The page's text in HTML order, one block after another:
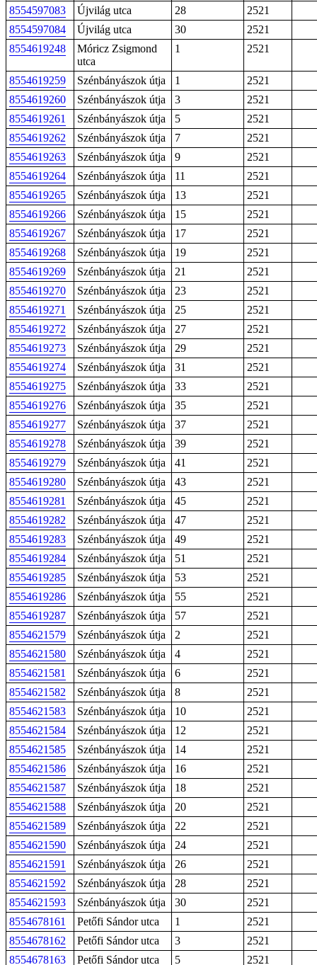
8554597083
Újvilág utca 28
2521
8554597084
Újvilág utca 30
2521
8554619248
Móricz Zsigmond
utca
1 2521
8554619259 Szénbányászok útja 1
2521
8554619260
Szénbányászok útja 3
2521
8554619261
Szénbányászok útja 5
2521
8554619262
Szénbányászok útja 7
2521
8554619263
Szénbányászok útja 9
2521
8554619264
Szénbányászok útja 11
2521
8554619265
Szénbányászok útja 13
2521
8554619266
Szénbányászok útja 15
2521
8554619267
Szénbányászok útja 17
2521
8554619268
Szénbányászok útja 19
2521
8554619269
Szénbányászok útja 21
2521
8554619270
Szénbányászok útja 23
2521
8554619271
Szénbányászok útja 25
2521
8554619272
Szénbányászok útja 27
2521
8554619273
Szénbányászok útja 29
2521
8554619274
Szénbányászok útja 31
2521
8554619275
Szénbányászok útja 33
2521
8554619276
Szénbányászok útja 35
2521
8554619277
Szénbányászok útja 37
2521
8554619278
Szénbányászok útja 39
2521
8554619279
Szénbányászok útja 41
2521
8554619280
Szénbányászok útja 43
2521
8554619281
Szénbányászok útja 45
2521
8554619282
Szénbányászok útja 47
2521
8554619283
Szénbányászok útja 49
2521
8554619284
Szénbányászok útja 51
2521
8554619285
Szénbányászok útja 53
2521
8554619286
Szénbányászok útja 55
2521
8554619287
Szénbányászok útja 57
2521
8554621579
Szénbányászok útja 2
2521
8554621580
Szénbányászok útja 4
2521
8554621581
Szénbányászok útja 6
2521
8554621582
Szénbányászok útja 8
2521
8554621583
Szénbányászok útja 10
2521
8554621584
Szénbányászok útja 12
2521
8554621585
Szénbányászok útja 14
2521
8554621586
Szénbányászok útja 16
2521
8554621587
Szénbányászok útja 18
2521
8554621588
Szénbányászok útja 20
2521
8554621589
Szénbányászok útja 22
2521
8554621590
Szénbányászok útja 24
2521
8554621591
Szénbányászok útja 26
2521
8554621592
Szénbányászok útja 28
2521
8554621593
Szénbányászok útja 30
2521
8554678161
Petőfi Sándor utca 1
2521
8554678162
Petőfi Sándor utca 3
2521
8554678163
Petőfi Sándor utca 5 2521